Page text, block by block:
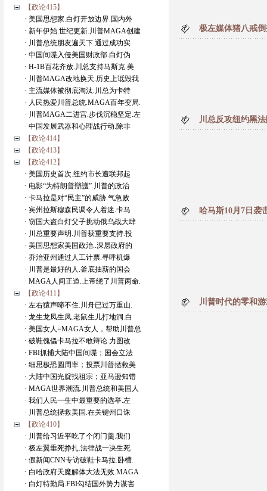
【政论415】
· 美国思想家.白灯开放边界.国内外
· 新年伊始.世纪更新.川普MAGA创建
· 川普总统朋友遍天下.通过成功实
· 中国间谍入侵美国财政部.白灯伪
· H-1B百花齐放.川总支持马斯克.美
· 川普MAGA改地换天.历史上诋毁我
· 主流媒体被彻底淘汰.川总为卡特
· 人民热爱川普总统.MAGA百年变局.
· 川普MAGA二进宫.步伐沉稳坚定.左
· 中国发展武器和心理战行动.除非
【政论414】
【政论413】
【政论412】
· 美国历史首次.纽约市长遭联邦起
· 电影“为特朗普辯護”.川普的政治
· 卡马拉是对“民主”的威胁.气急败
· 宾州拉斯穆森民调令人着迷.卡马
· 窃国大盗白灯父子挑动俄乌战大肆
· 川总重要声明.川普获重要支持.投
· 美国思想家美国政治..深层政府的
· 乔治亚州通过人工计票.寻呼机爆
· 川普是最好的人.釜底抽薪的国会
· MAGA人间正道.上帝绕了川普两命.
【政论411】
· 左右猿声啼不住.川舟已过万重山.
· 龙生龙凤生凤.老鼠生儿打地洞.白
· 美国女人=MAGA女人，帮助川普总
· 破鞋傀儡卡马拉不敢辩论.力图改
· FBI抓捕大陆中国间谍；国会立法
· 细思极恐圆周率；投票川普拯救美
· 大陆中国光腚找祖宗；亚马逊知错
· MAGA世界潮流.川普总统和美国人
· 我们人民一生中最重要的选举.左
· 川普总统拯救美国.在关键州口诛
【政论410】
· 川普给习近平吃了个闭门羹.我们
· 极左翼垂死挣扎.法律战一决生死
· 假新闻CNN专访破鞋卡马拉.卧槽.
· 白哈政府天魔解体大法无效.MAGA
· 白灯特勤局.FBI勾结国外势力谋害
极左媒体猪八戒
川总反攻纽约黑
哈马斯10月7日袭
川普时代的零和